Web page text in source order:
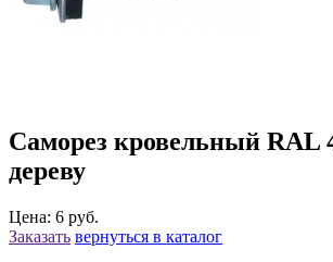
Саморез кровельный RAL
дереву
Цена: 6 руб.
Заказать вернуться в каталог